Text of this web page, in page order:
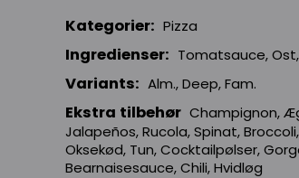
Kategorier: Pizza
Ingredienser: Tomatsauce, Ost,
Variants: Alm., Deep, Fam.
Ekstra tilbehør Champignon,
Jalapeños, Rucola, Spinat,
Oksekød, Tun, Cocktailpølser,
Bearnaisesauce, Chili, Hvidløg